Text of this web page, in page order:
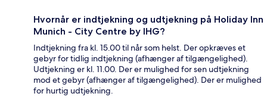
Hvornår er indtjekning og udtjekning på Holiday Inn
Munich - City Centre by IHG?
Indtjekning fra kl. 15.00 til når som helst. Der opkræves et
gebyr for tidlig indtjekning (afhænger af tilgængelighed).
Udtjekning er kl. 11.00. Der er mulighed for sen udtjekning
mod et gebyr (afhænger af tilgængelighed). Der er mulighed
for hurtig udtjekning.